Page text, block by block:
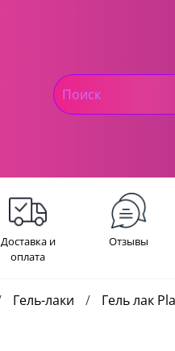
Доставка и
оплата
Отзывы
Гель-лаки Гель лак